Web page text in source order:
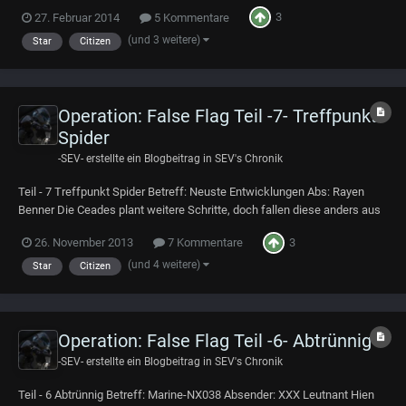
PDF ----------------- Teil - 8 Auf der Spur Terra Gazette News Flash Der
andauernd...
27. Februar 2014 5 Kommentare 3
Star Citizen (und 3 weitere)
Operation: False Flag Teil -7- Treffpunkt
Spider
-SEV- erstellte ein Blogbeitrag in SEV's Chronik
Teil - 7 Treffpunkt Spider Betreff: Neuste Entwicklungen Abs: Rayen
Benner Die Ceades plant weitere Schritte, doch fallen diese anders aus
setzen, wurde nun die Suche nach der Tochter des Whistleblowers
plötzlich zur Priorität gem...
26. November 2013 7 Kommentare 3
Star Citizen (und 4 weitere)
Operation: False Flag Teil -6- Abtrünnig
-SEV- erstellte ein Blogbeitrag in SEV's Chronik
Teil - 6 Abtrünnig Betreff: Marine-NX038 Absender: XXX Leutnant Hien